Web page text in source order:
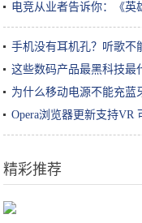
电竞从业者告诉你：《英
手机没有耳机孔？听歌不
这些数码产品最黑科技最
为什么移动电源不能充蓝
Opera浏览器更新支持VR
精彩推荐